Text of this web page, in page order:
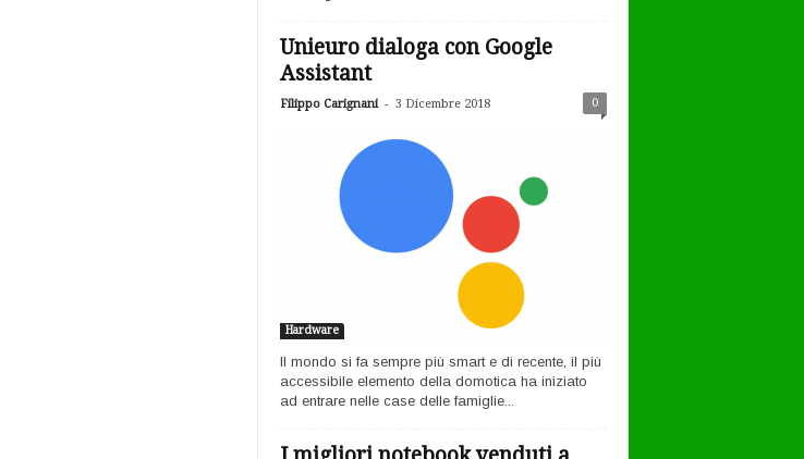
Unieuro dialoga con Google
Assistant
Filippo Carignani - 3 Dicembre 2018 0
Hardware
Il mondo si fa sempre più smart e di recente, il più
accessibile elemento della domotica ha iniziato
ad entrare nelle case delle famiglie...